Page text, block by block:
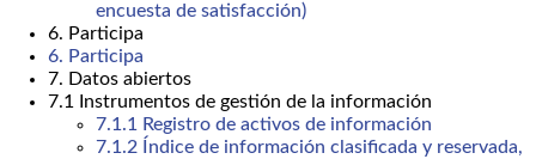
encuesta de satisfacción)
6. Participa
6. Participa
7. Datos abiertos
7.1 Instrumentos de gestión de la información
7.1.1 Registro de activos de información
7.1.2 Índice de información clasificada y reservada,